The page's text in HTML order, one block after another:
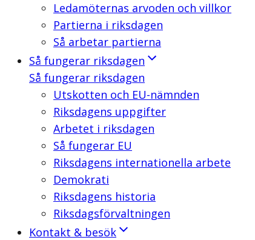
Ledamöternas arvoden och villkor
Partierna i riksdagen
Så arbetar partierna
Så fungerar riksdagen
Så fungerar riksdagen
Utskotten och EU-nämnden
Riksdagens uppgifter
Arbetet i riksdagen
Så fungerar EU
Riksdagens internationella arbete
Demokrati
Riksdagens historia
Riksdagsförvaltningen
Kontakt & besök